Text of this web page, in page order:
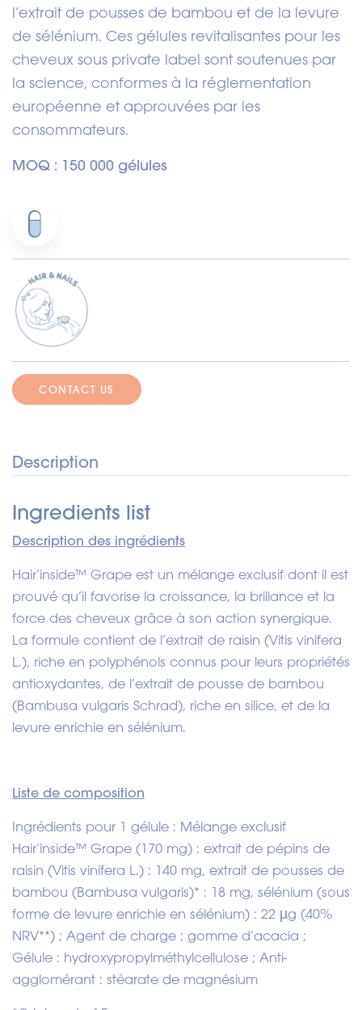
l’extrait de pousses de bambou et de la levure
de sélénium. Ces gélules revitalisantes pour les
cheveux sous private label sont soutenues par
la science, conformes à la réglementation
européenne et approuvées par les
consommateurs.
MOQ : 150 000 gélules
CONTACT US
Description
Ingredients list
Description des ingrédients
Hair’inside™ Grape est un mélange exclusif dont il est
prouvé qu’il favorise la croissance, la brillance et la
force des cheveux grâce à son action synergique.
La formule contient de l’extrait de raisin (Vitis vinifera
L.), riche en polyphénols connus pour leurs propriétés
antioxydantes, de l’extrait de pousse de bambou
(Bambusa vulgaris Schrad), riche en silice, et de la
levure enrichie en sélénium.
Liste de composition
Ingrédients pour 1 gélule : Mélange exclusif
Hair’inside™ Grape (170 mg) : extrait de pépins de
raisin (Vitis vinifera L.) : 140 mg, extrait de pousses de
bambou (Bambusa vulgaris)* : 18 mg, sélénium (sous
forme de levure enrichie en sélénium) : 22 µg (40%
NRV**) ; Agent de charge : gomme d’acacia ;
Gélule : hydroxypropylméthylcellulose ; Anti-
agglomérant : stéarate de magnésium